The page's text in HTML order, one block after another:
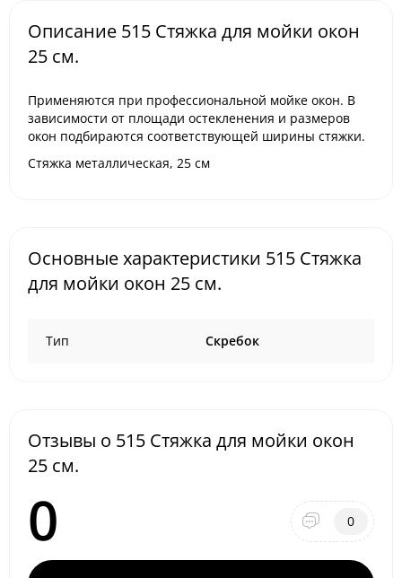
Описание 515 Стяжка для мойки окон
25 см.
Применяются при профессиональной мойке окон. В
зависимости от площади остекленения и размеров
окон подбираются соответствующей ширины стяжки.
Стяжка металлическая, 25 см
Основные характеристики 515 Стяжка
для мойки окон 25 см.
Тип Скребок
Отзывы о 515 Стяжка для мойки окон
25 см.
0 0